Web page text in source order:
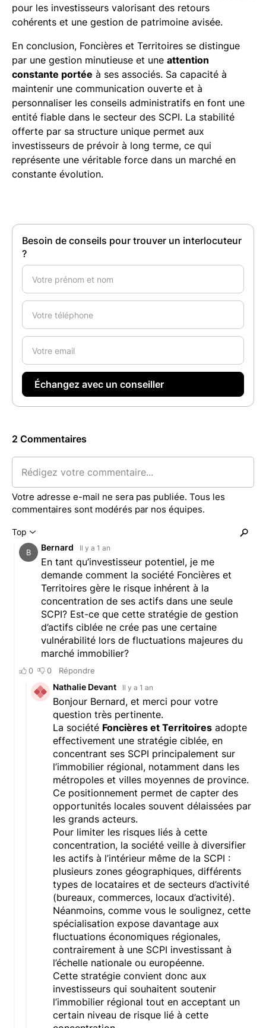
pour les investisseurs valorisant des retours
cohérents et une gestion de patrimoine avisée.
En conclusion, Foncières et Territoires se distingue
par une gestion minutieuse et une attention
constante portée à ses associés. Sa capacité à
maintenir une communication ouverte et à
personnaliser les conseils administratifs en font une
entité fiable dans le secteur des SCPI. La stabilité
offerte par sa structure unique permet aux
investisseurs de prévoir à long terme, ce qui
représente une véritable force dans un marché en
constante évolution.
Besoin de conseils pour trouver un interlocuteur
?